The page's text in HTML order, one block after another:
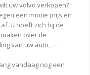
uw volvo verkopen?
een mooie prijs en
U hoeft zich bij de
over de
van uw auto, …
vandaag nog een